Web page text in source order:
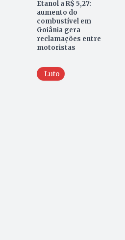
Etanol a R$ 5,27:
aumento do
combustível em
Goiânia gera
reclamações entre
motoristas
Luto